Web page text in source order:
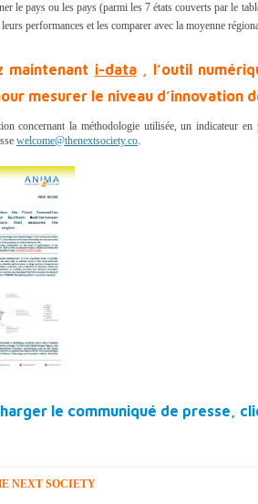
le pays ou les pays (parmi les 7 états couverts par le
performances et les comparer avec la moyenne
maintenant i-data
, l’outil
mesurer le niveau d’innovation
concernant la méthodologie utilisée, un indicateur
welcome@thenextsociety.co.
le communiqué de presse,
NEXT SOCIETY